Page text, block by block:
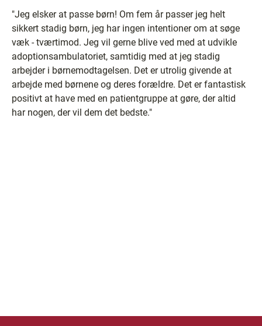
"Jeg elsker at passe børn! Om fem år passer jeg helt
sikkert stadig børn, jeg har ingen intentioner om at søge
væk - tværtimod. Jeg vil gerne blive ved med at udvikle
adoptionsambulatoriet, samtidig med at jeg stadig
arbejder i børnemodtagelsen. Det er utrolig givende at
arbejde med børnene og deres forældre. Det er fantastisk
positivt at have med en patientgruppe at gøre, der altid
har nogen, der vil dem det bedste."